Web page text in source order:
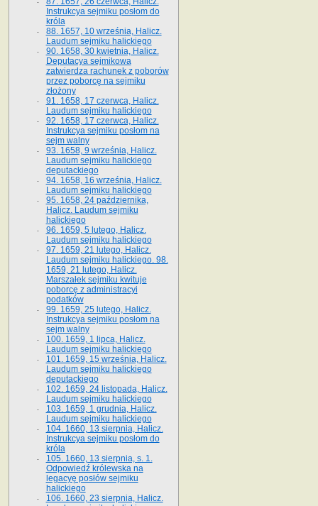
Instrukcya sejmiku posłom do
króla
88. 1657, 10 września, Halicz.
Laudum sejmiku halickiego
90. 1658, 30 kwietnia, Halicz.
Deputacya sejmikowa
zatwierdza rachunek z poborów
przez poborcę na sejmiku
złożony
91. 1658, 17 czerwca, Halicz.
Laudum sejmiku halickiego
92. 1658, 17 czerwca, Halicz.
Instrukcya sejmiku posłom na
sejm walny
93. 1658, 9 września, Halicz.
Laudum sejmiku halickiego
deputackiego
94. 1658, 16 września, Halicz.
Laudum sejmiku halickiego
95. 1658, 24 października,
Halicz. Laudum sejmiku
halickiego
96. 1659, 5 lutego, Halicz.
Laudum sejmiku halickiego
97. 1659, 21 lutego, Halicz.
Laudum sejmiku halickiego. 98.
1659, 21 lutego, Halicz.
Marszałek sejmiku kwituje
poborcę z administracyi
podatków
99. 1659, 25 lutego, Halicz.
Instrukcya sejmiku posłom na
sejm walny
100. 1659, 1 lipca, Halicz.
Laudum sejmiku halickiego
101. 1659, 15 września, Halicz.
Laudum sejmiku halickiego
deputackiego
102. 1659, 24 listopada, Halicz.
Laudum sejmiku halickiego
103. 1659, 1 grudnia, Halicz.
Laudum sejmiku halickiego
104. 1660, 13 sierpnia, Halicz.
Instrukcya sejmiku posłom do
króla
105. 1660, 13 sierpnia, s. 1.
Odpowiedź królewska na
legacyę posłów sejmiku
halickiego
106. 1660, 23 sierpnia, Halicz.